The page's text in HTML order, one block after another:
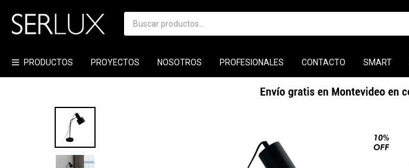
PRODUCTOS PROYECTOS NOSOTROS PROFESIONALES CONTACTO SMART